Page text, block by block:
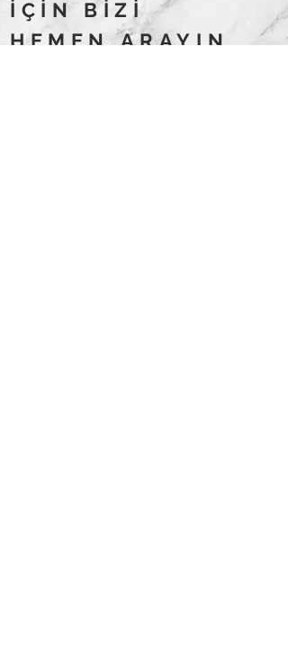
İÇİN BİZİ
HEMEN ARAYIN